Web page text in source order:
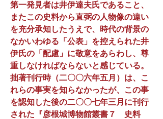
第一発見者は井伊達夫氏であること、
またこの史料から直弼の人物像の違い
を充分承知したうえで、時代の背景の
なかいわゆる「公表」を控えられた井
伊氏の「配慮」に敬意をあらわし、尊
重しなければならないと感じている。
拙著刊行時（二〇〇六年五月）は、こ
れらの事実を知らなかったが、この事
を認知した後の二〇〇七年三月に刊行
された『彦根城博物館叢書７ 史料